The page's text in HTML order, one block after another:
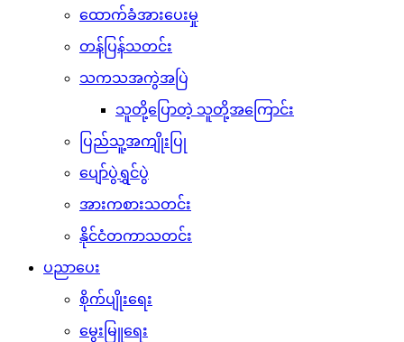
ထောက်ခံအားပေးမှု
တန်ပြန်သတင်း
သကသအကွဲအပြဲ
သူတို့ပြောတဲ့ သူတို့အကြောင်း
ပြည်သူ့အကျိုးပြု
ပျော်ပွဲရွှင်ပွဲ
အားကစားသတင်း
နိုင်ငံတကာသတင်း
ပညာပေး
စိုက်ပျိုးရေး
မွေးမြူရေး